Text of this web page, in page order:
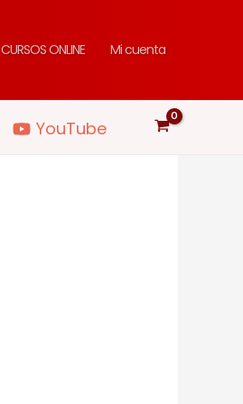
CURSOS ONLINE Mi cuenta
YouTube